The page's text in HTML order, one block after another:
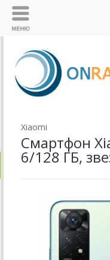
Xiaomi
Смартфон
6/128 ГБ,